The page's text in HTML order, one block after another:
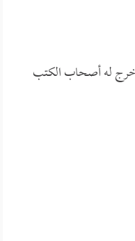
له أصحاب الكتب